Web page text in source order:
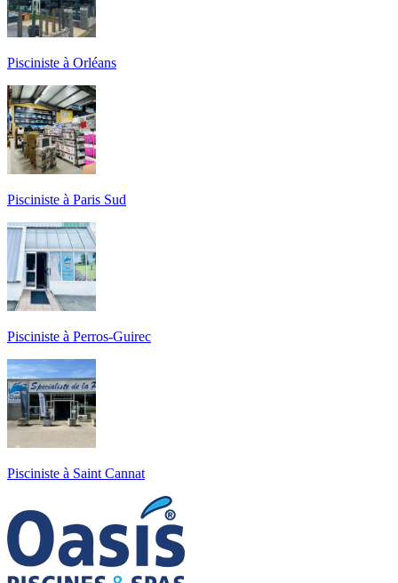
Pisciniste à Orléans
Pisciniste à Paris Sud
Pisciniste à Perros-Guirec
Pisciniste à Saint Cannat